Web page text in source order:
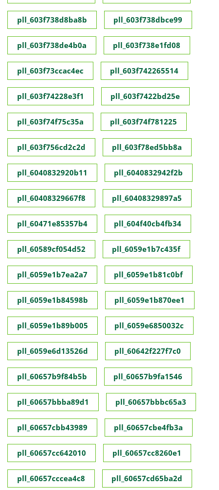
pll_603f738d8ba8b pll_603f738dbce99
pll_603f738de4b0a pll_603f738e1fd08
pll_603f73ccac4ec pll_603f742265514
pll_603f74228e3f1 pll_603f7422bd25e
pll_603f74f75c35a pll_603f74f781225
pll_603f756cd2c2d pll_603f78ed5bb8a
pll_6040832920b11 pll_6040832942f2b
pll_60408329667f8 pll_60408329897a5
pll_60471e85357b4 pll_604f40cb4fb34
pll_60589cf054d52 pll_6059e1b7c435f
pll_6059e1b7ea2a7 pll_6059e1b81c0bf
pll_6059e1b84598b pll_6059e1b870ee1
pll_6059e1b89b005 pll_6059e6850032c
pll_6059e6d13526d pll_60642f227f7c0
pll_60657b9f84b5b pll_60657b9fa1546
pll_60657bbba89d1 pll_60657bbbc65a3
pll_60657cbb43989 pll_60657cbe4fb3a
pll_60657cc642010 pll_60657cc8260e1
pll_60657cccea4c8 pll_60657cd65ba2d